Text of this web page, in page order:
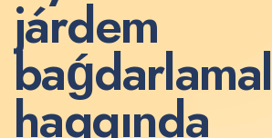
járdem
baǵdarlamal
haqqında